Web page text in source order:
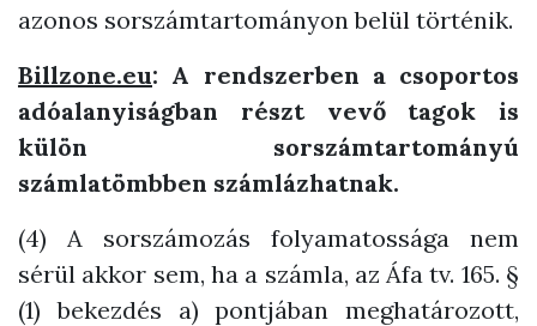
azonos sorszámtartományon belül történik.
Billzone.eu: A rendszerben a csoportos
adóalanyiságban részt vevő tagok is
külön sorszámtartományú
számlatömbben számlázhatnak.
(4) A sorszámozás folyamatossága nem
sérül akkor sem, ha a számla, az Áfa tv. 165. §
(1) bekezdés a) pontjában meghatározott,